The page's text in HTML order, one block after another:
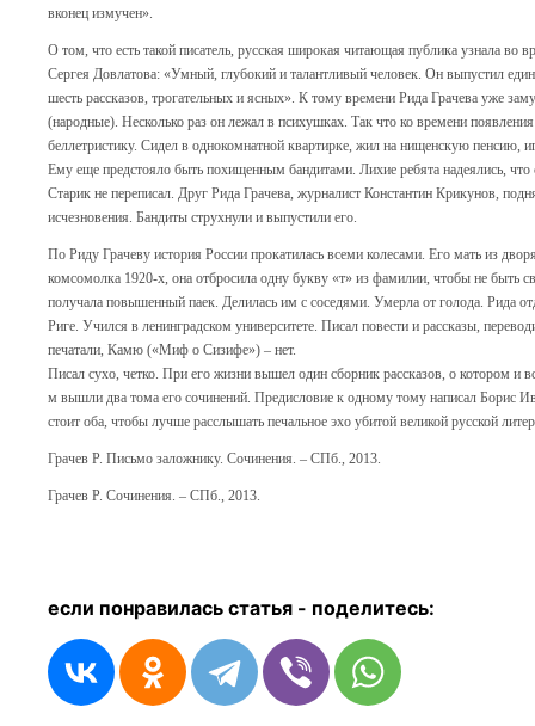
вконец измучен».
О том, что есть такой писатель, русская широкая читающая публика узнала во
Сергея Довлатова: «Умный, глубокий и талантливый человек. Он выпустил
шесть рассказов, трогательных и ясных». К тому времени Рида Грачева уже
(народные). Несколько раз он лежал в психушках. Так что ко времени
беллетристику. Сидел в однокомнатной квартирке, жил на нищенскую пенсию,
Ему еще предстояло быть похищенным бандитами. Лихие ребята надеялись, что
Старик не переписал. Друг Рида Грачева, журналист Константин Крикунов,
исчезновения. Бандиты струхнули и выпустили его.
По Риду Грачеву история России прокатилась всеми колесами. Его мать из
комсомолка 1920-х, она отбросила одну букву «т» из фамилии, чтобы не быть
получала повышенный паек. Делилась им с соседями. Умерла от голода. Рида
Риге. Учился в ленинградском университете. Писал повести и рассказы,
печатали, Камю («Миф о Сизифе») – нет.
Писал сухо, четко. При его жизни вышел один сборник рассказов, о котором
м вышли два тома его сочинений. Предисловие к одному тому написал Борис
стоит оба, чтобы лучше расслышать печальное эхо убитой великой русской
Грачев Р. Письмо заложнику. Сочинения. – СПб., 2013.
Грачев Р. Сочинения. – СПб., 2013.
если понравилась статья - поделитесь: